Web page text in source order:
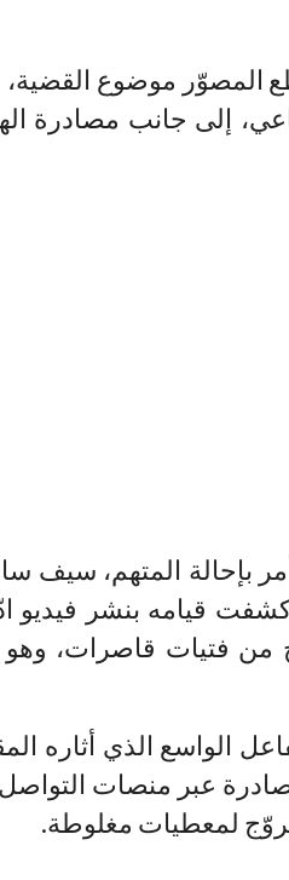
موضوع القضية،
إلى جانب مصادرة
أمر بإحالة المتهم،
قيامه بنشر فيديو
من فتيات قاصرات،
الواسع الذي
عبر منصات
لمعطيات مغلوطة.